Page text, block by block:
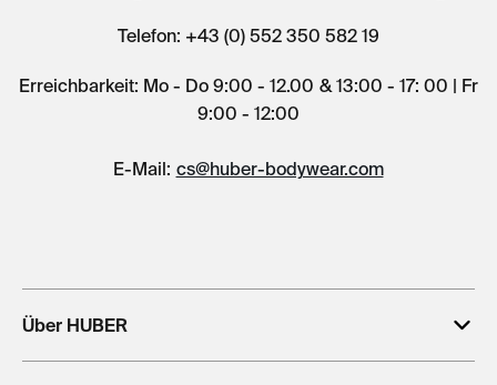
Telefon: +43 (0) 552 350 582 19
Erreichbarkeit: Mo - Do 9:00 - 12.00 & 13:00 - 17: 00 | Fr
9:00 - 12:00
E-Mail: cs@huber-bodywear.com
Über HUBER